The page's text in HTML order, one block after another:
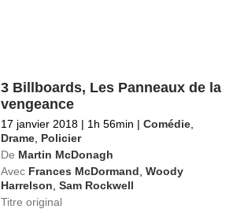
3 Billboards, Les Panneaux de la
vengeance
17 janvier 2018 | 1h 56min | Comédie
Drame Policier
De Martin McDonagh
Avec Frances McDormand ,Woody
Harrelson ,Sam Rockwell
Titre original